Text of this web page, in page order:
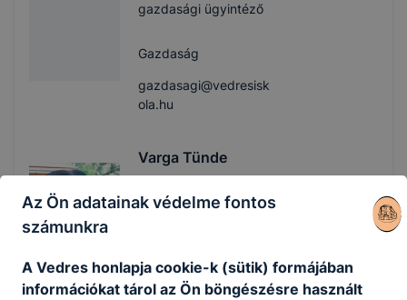
gazdasági ügyintéző
Gazdaság
gazdasagi@vedresisk
ola.hu
Varga Tünde
iskolatitkár
titkarsag@vedresiskol
a.hu
Az Ön adatainak védelme fontos
számunkra
A Vedres honlapja cookie-k (sütik) formájában
információkat tárol az Ön böngészésre használt